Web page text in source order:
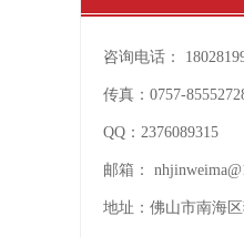
咨询电话：
传真： 0757-
QQ： 2376089315
邮箱：
地址： 佛山市南海